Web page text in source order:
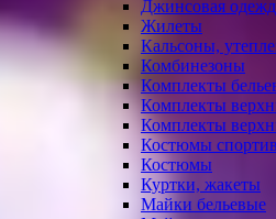
Джинсовая
Жилеты
Кальсоны,
Комбинезоны
Комплекты
Комплекты
Комплекты
Костюмы
Костюмы
Куртки, жакеты
Майки бельевые